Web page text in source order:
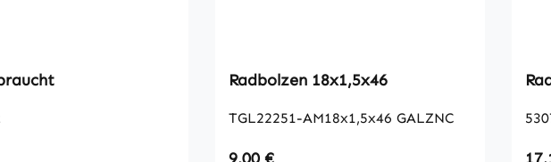
Radbolzen 18x1,5x46
TGL22251-AM18x1,5x46 GALZNC
Regulärer Preis: